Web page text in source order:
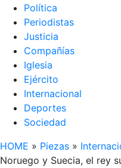
Política
Periodistas
Justicia
Compañías
Iglesia
Ejército
Internacional
Deportes
Sociedad
HOME » Piezas »
Noruego y Suecia, el rey